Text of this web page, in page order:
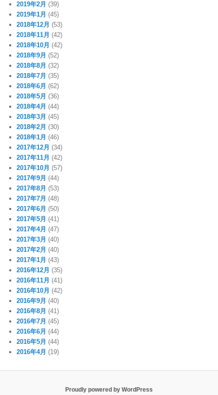
2019年2月 (39)
2019年1月 (45)
2018年12月 (53)
2018年11月 (42)
2018年10月 (42)
2018年9月 (52)
2018年8月 (32)
2018年7月 (35)
2018年6月 (62)
2018年5月 (36)
2018年4月 (44)
2018年3月 (45)
2018年2月 (30)
2018年1月 (46)
2017年12月 (34)
2017年11月 (42)
2017年10月 (57)
2017年9月 (44)
2017年8月 (53)
2017年7月 (48)
2017年6月 (50)
2017年5月 (41)
2017年4月 (47)
2017年3月 (40)
2017年2月 (40)
2017年1月 (43)
2016年12月 (35)
2016年11月 (41)
2016年10月 (42)
2016年9月 (40)
2016年8月 (41)
2016年7月 (45)
2016年6月 (44)
2016年5月 (44)
2016年4月 (19)
Proudly powered by WordPress